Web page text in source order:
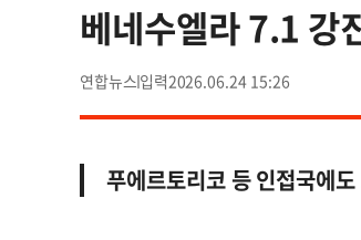
베네수엘라 7.1
연합뉴스 2026.06.24 15:26
푸에르토리코 등 인접국에